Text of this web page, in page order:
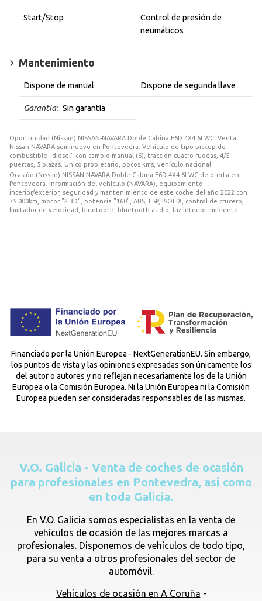
Start/Stop
Control de presión de
neumáticos
Mantenimiento
Dispone de manual Dispone de segunda llave
Garantia: Sin garantía
Oportunidad (Nissan) NISSAN-NAVARA Doble Cabina E6D 4X4 6LWC. Venta
Nissan NAVARA seminuevo en Pontevedra. Vehículo de tipo pickup de
combustible "diésel" con cambio manual (6), tracción cuatro ruedas, 4/5
puertas, 5 plazas. Único propietario, pocos kms, vehículo nacional.
Ocasión (Nissan) NISSAN-NAVARA Doble Cabina E6D 4X4 6LWC de oferta en
Pontevedra. Información del vehículo (NAVARA), equipamiento
interior/exterior, seguridad y mantenimiento de este coche del año 2022 con
75.000km, motor "2.3D", potencia "160", ABS, ESP, ISOFIX, control de crucero,
limitador de velocidad, bluetooth, bluetooth audio, luz interior ambiente.
Financiado por la Unión Europea - NextGenerationEU. Sin embargo,
los puntos de vista y las opiniones expresadas son únicamente los
del autor o autores y no reflejan necesariamente los de la Unión
Europea o la Comisión Europea. Ni la Unión Europea ni la Comisión
Europea pueden ser consideradas responsables de las mismas.
V.O. Galicia - Venta de coches de ocasión
para profesionales en Pontevedra, así como
en toda Galicia.
En V.O. Galicia somos especialistas en la venta de
vehículos de ocasión de las mejores marcas a
profesionales. Disponemos de vehículos de todo tipo,
para su venta a otros profesionales del sector de
automóvil.
Vehículos de ocasión en A Coruña -